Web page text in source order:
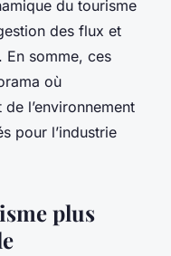
du tourisme
des flux et
somme, ces
où
l’environnement
pour l’industrie
plus